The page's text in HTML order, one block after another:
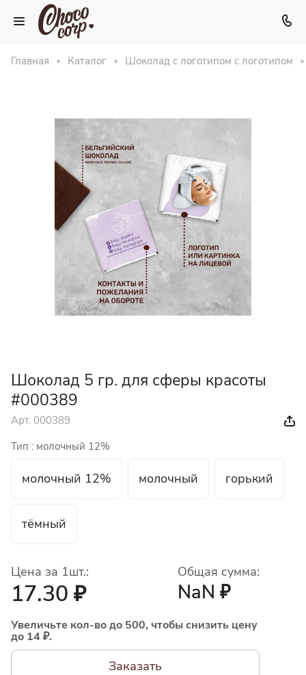
Главная Каталог Шоколад с логотипом с логотипом
Шоколад 5 гр. для сферы красоты
#000389
Арт. 000389
Тип : молочный 12%
молочный 12% молочный горький
тёмный
Цена за 1шт.:
17.30 ₽
Общая сумма:
NaN ₽
Увеличьте кол-во до 500, чтобы снизить цену
до 14 ₽.
Заказать